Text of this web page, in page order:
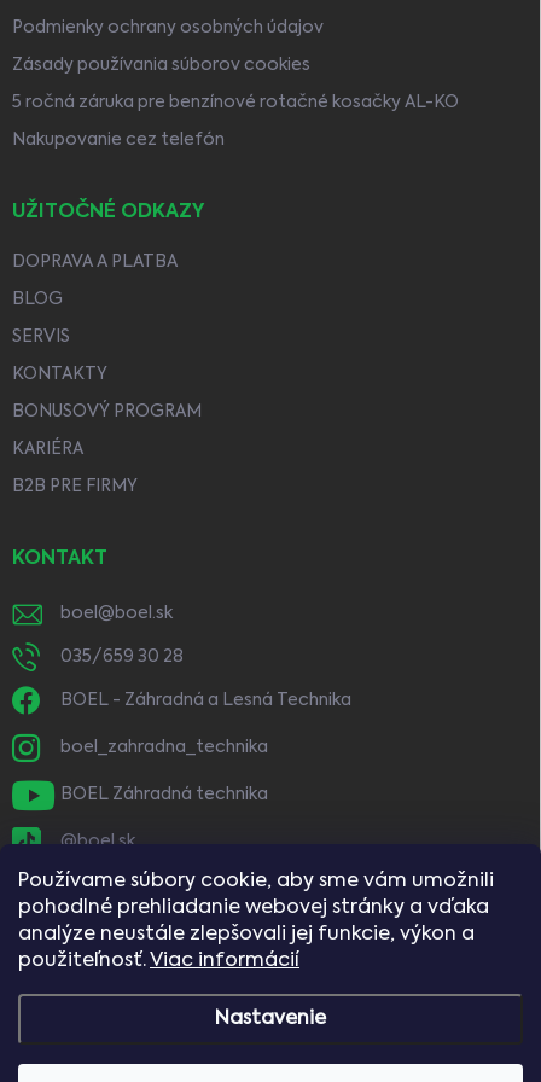
Používame súbory cookie, aby sme vám umožnili
pohodlné prehliadanie webovej stránky a vďaka
analýze neustále zlepšovali jej funkcie, výkon a
použiteľnosť. Viac informácií
Nastavenie
Podmienky ochrany osobných údajov
Zásady používania súborov cookies
5 ročná záruka pre benzínové rotačné kosačky AL-KO
Nakupovanie cez telefón
UŽITOČNÉ ODKAZY
DOPRAVA A PLATBA
BLOG
SERVIS
KONTAKTY
BONUSOVÝ PROGRAM
KARIÉRA
B2B PRE FIRMY
KONTAKT
boel @ boel.sk
035/659 30 28
BOEL - Záhradná a Lesná Technika
boel_zahradna_technika
BOEL Záhradná technika
@boel.sk